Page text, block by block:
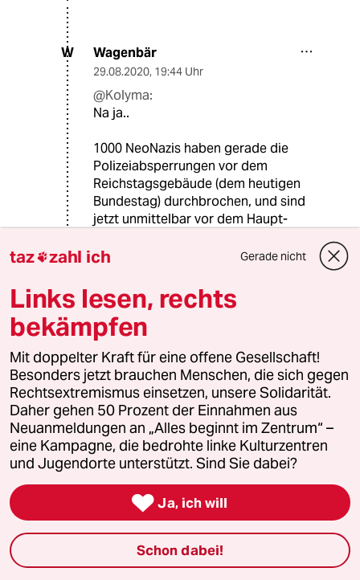
W Wagenbär
29.08.2020, 19:44 Uhr
@Kolyma:
Na ja..
1000 NeoNazis haben gerade die
Polizeiabsperrungen vor dem
Reichstagsgebäude (dem heutigen
Bundestag) durchbrochen, und sind
jetzt unmittelbar vor dem Haupt-
wenigen Kräften vor Ort.
rosengrob
29.08.2020,16:05 Uhr
Die beim Radeln durch den Mitte Kiez
aufgelaufene extrem schlechte Laune führte zu
verzweifelter Suche nach einem akuten
Gegenmittel. Gefunden habe ich es bei Wiglaf
Droste:
" Alle Welt sucht das Gespräch mit
Rechtsradikalen. Warum? Haben sie einem
etwas zu sagen? Ist nicht hinlänglich bekannt,
was sie denken, fordern und propagieren? Muß
man an jeder Mülltonne schnuppern? Niemand
wählt Nazis oder wird einer, weil er sich über
taz zahl ich Gerade nicht
Links lesen, rechts
bekämpfen
Mit doppelter Kraft für eine offene Gesellschaft!
Besonders jetzt brauchen Menschen, die sich gegen
Rechtsextremismus einsetzen, unsere Solidarität.
Daher gehen 50 Prozent der Einnahmen aus
Neuanmeldungen an „Alles beginnt im Zentrum“ –
eine Kampagne, die bedrohte linke Kulturzentren
und Jugendorte unterstützt. Sind Sie dabei?
 Ja, ich will
Schon dabei!